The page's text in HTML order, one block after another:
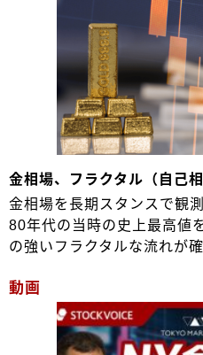
金相場、フラクタル（自己相
金相場を長期スタンスで観
80年代の当時の史上最高値
の強いフラクタルな流れが確
動画